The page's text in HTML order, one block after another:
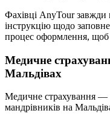
Фахівці AnyTour завжди
інструкцію щодо
процес оформлення,
Медичне
Мальдівах
Медичне страхування —
мандрівників на